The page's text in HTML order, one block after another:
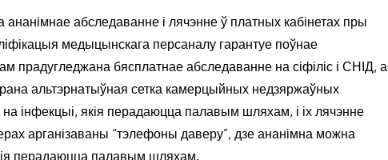
абследаванне і лячэнне ў платных кабінетах пры
медыцынскага персаналу гарантуе поўнае
прадугледжана бясплатнае абследаванне на сіфіліс і СНІД, а
альтэрнатыўная сетка камерцыйных недзяржаўных
інфекцыі, якія перадаюцца палавым шляхам, і іх лячэнне
арганізаваны “тэлефоны даверу”, дзе ананімна можна
перадаюцца палавым шляхам.